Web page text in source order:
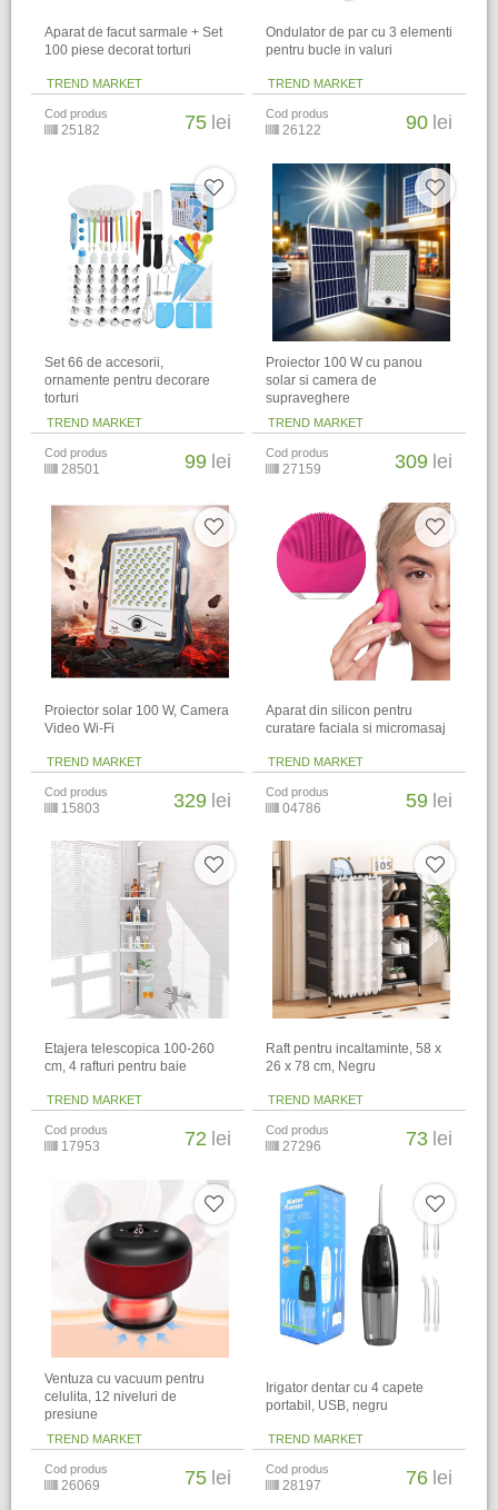
Aparat de facut sarmale + Set
100 piese decorat torturi
TREND MARKET
Cod produs
25182 75 lei
Ondulator de par cu 3 elementi
pentru bucle in valuri
TREND MARKET
Cod produs
26122 90 lei
Set 66 de accesorii,
ornamente pentru decorare
torturi
TREND MARKET
Cod produs
28501 99 lei
Proiector 100 W cu panou
solar si camera de
supraveghere
TREND MARKET
Cod produs
27159 309 lei
Proiector solar 100 W, Camera
Video Wi-Fi
TREND MARKET
Cod produs
15803 329 lei
Aparat din silicon pentru
curatare faciala si micromasaj
TREND MARKET
Cod produs
04786 59 lei
Etajera telescopica 100-260
cm, 4 rafturi pentru baie
TREND MARKET
Cod produs
17953 72 lei
Raft pentru incaltaminte, 58 x
26 x 78 cm, Negru
TREND MARKET
Cod produs
27296 73 lei
Ventuza cu vacuum pentru
celulita, 12 niveluri de
presiune
TREND MARKET
Cod produs
26069 75 lei
Irigator dentar cu 4 capete
portabil, USB, negru
TREND MARKET
Cod produs
28197 76 lei